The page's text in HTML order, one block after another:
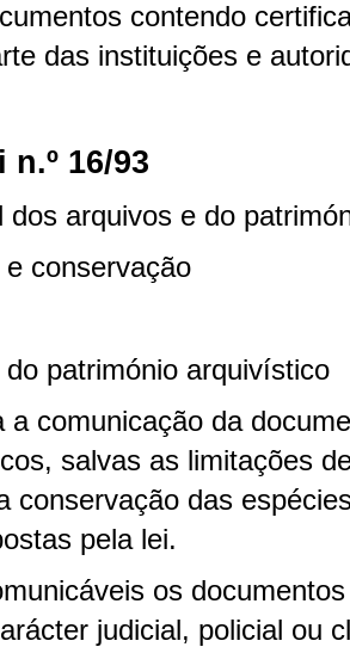
contendo
das instituições e
16/93
dos arquivos e do
conservação
património arquivístico
a comunicação da
salvas as limitações
conservação das
pela lei.
os
judicial, policial ou